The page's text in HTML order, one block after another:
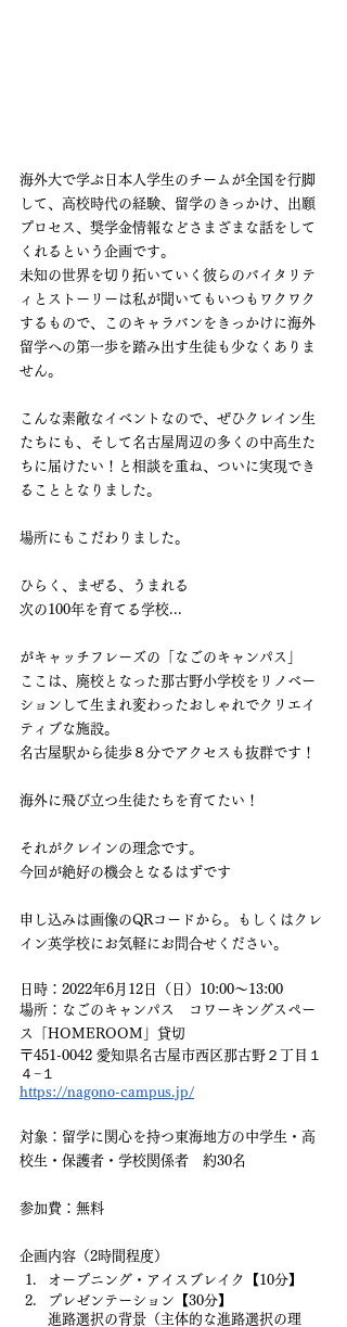
海外大で学ぶ日本人学生のチームが全国を行脚
して、高校時代の経験、留学のきっかけ、出願
プロセス、奨学金情報などさまざまな話をして
くれるという企画です。
未知の世界を切り拓いていく彼らのバイタリテ
ィとストーリーは私が聞いてもいつもワクワク
するもので、このキャラバンをきっかけに海外
留学への第一歩を踏み出す生徒も少なくありま
せん。
こんな素敵なイベントなので、ぜひクレイン生
たちにも、そして名古屋周辺の多くの中高生た
ちに届けたい！と相談を重ね、ついに実現でき
ることとなりました。
場所にもこだわりました。
ひらく、まぜる、うまれる
次の100年を育てる学校...
がキャッチフレーズの「なごのキャンパス」
ここは、廃校となった那古野小学校をリノベー
ションして生まれ変わったおしゃれでクリエイ
ティブな施設。
名古屋駅から徒歩８分でアクセスも抜群です！
海外に飛び立つ生徒たちを育てたい！
それがクレインの理念です。
今回が絶好の機会となるはずです
申し込みは画像のQRコードから。もしくはクレ
イン英学校にお気軽にお問合せください。
日時：2022年6月12日（日）10:00〜13:00
場所：なごのキャンパス　コワーキングスペー
ス「HOMEROOM」貸切
〒451-0042 愛知県名古屋市西区那古野２丁目１
４−１
https://nagono-campus.jp/
対象：留学に関心を持つ東海地方の中学生・高
校生・保護者・学校関係者　約30名
参加費：無料
企画内容（2時間程度）
オープニング・アイスブレイク【10分】
プレゼンテーション【30分】
進路選択の背景（主体的な進路選択の理